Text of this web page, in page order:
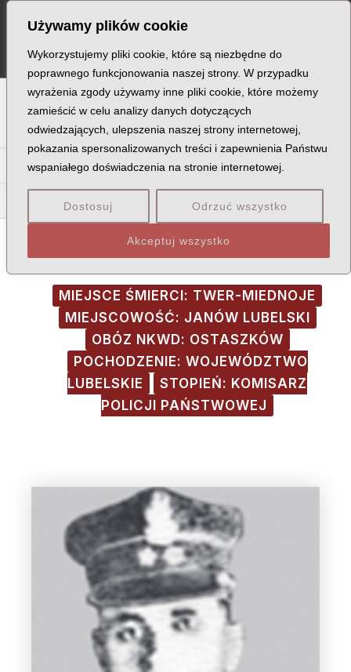
Używamy plików cookie
Wykorzystujemy pliki cookie, które są niezbędne do
poprawnego funkcjonowania naszej strony. W przypadku
wyrażenia zgody używamy inne pliki cookie, które możemy
zamieścić w celu analizy danych dotyczących
odwiedzających, ulepszenia naszej strony internetowej,
pokazania spersonalizowanych treści i zapewnienia Państwu
wspaniałego doświadczenia na stronie internetowej.
Dostosuj Odrzuć wszystko
Akceptuj wszystko
content
B C D E F G H I J K L Ł M
O P Q R S T U V W X Z
Ka Ke Ki Kl Kł Km Kn Ko Kr Ks
Kra Kru Kry
MIEJSCE ŚMIERCI: TWER-MIEDNOJE
MIEJSCOWOŚĆ: JANÓW LUBELSKI
OBÓZ NKWD: OSTASZKÓW
POCHODZENIE: WOJEWÓDZTWO
LUBELSKIE
STOPIEŃ: KOMISARZ
POLICJI PAŃSTWOWEJ
navigation